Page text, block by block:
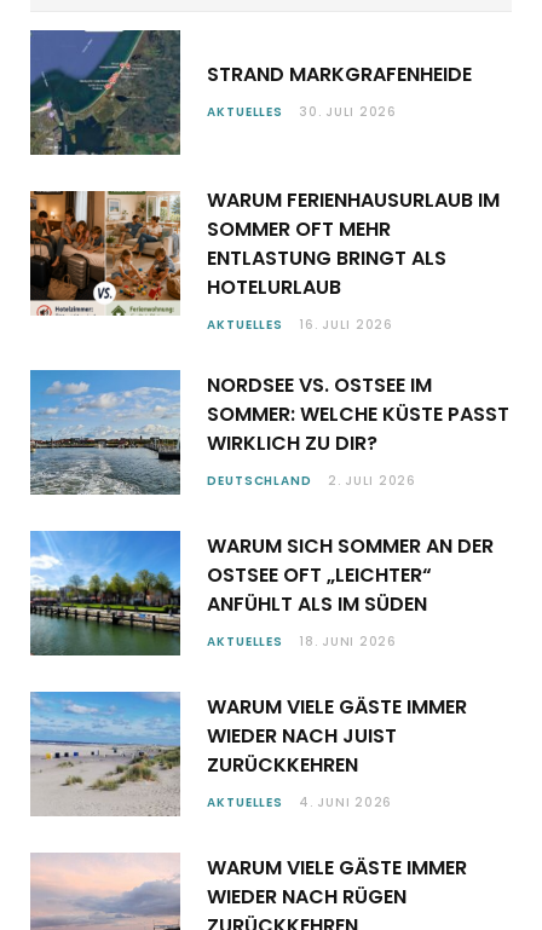
STRAND MARKGRAFENHEIDE
AKTUELLES 30. JULI 2026
WARUM FERIENHAUSURLAUB IM
SOMMER OFT MEHR
ENTLASTUNG BRINGT ALS
HOTELURLAUB
AKTUELLES 16. JULI 2026
NORDSEE VS. OSTSEE IM
SOMMER: WELCHE KÜSTE PASST
WIRKLICH ZU DIR?
DEUTSCHLAND 2. JULI 2026
WARUM SICH SOMMER AN DER
OSTSEE OFT „LEICHTER“
ANFÜHLT ALS IM SÜDEN
AKTUELLES 18. JUNI 2026
WARUM VIELE GÄSTE IMMER
WIEDER NACH JUIST
ZURÜCKKEHREN
AKTUELLES 4. JUNI 2026
WARUM VIELE GÄSTE IMMER
WIEDER NACH RÜGEN